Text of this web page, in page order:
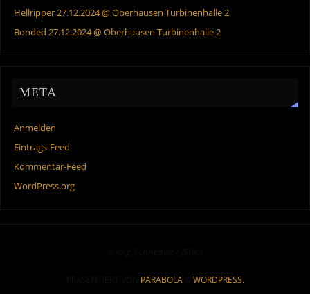
Hellripper 27.12.2024 @ Oberhausen Turbinenhalle 2
Bonded 27.12.2024 @ Oberhausen Turbinenhalle 2
META
Anmelden
Eintrags-Feed
Kommentar-Feed
WordPress.org
PARABOLA& WORDPRESS.